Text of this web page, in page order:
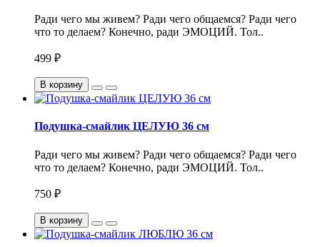
Ради чего мы живем? Ради чего общаемся? Ради чего
что то делаем? Конечно, ради ЭМОЦИЙ. Тол..
499 ₽
В корзину
Подушка-смайлик ЦЕЛУЮ 36 см
Ради чего мы живем? Ради чего общаемся? Ради чего
что то делаем? Конечно, ради ЭМОЦИЙ. Тол..
750 ₽
В корзину